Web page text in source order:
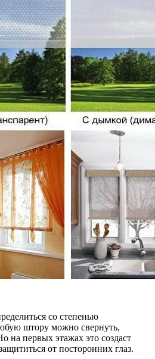
со степенью
штору можно свернуть,
на первых этажах это создаст
от посторонних глаз.